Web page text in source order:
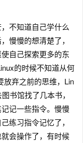
不知道自己学什么
慢慢的想清楚了，
自己探索更多的东
的时候不知道从何
放弃之前的思维，Lin
书馆找了几本书，
记一些指令。慢慢
练习指令记忆了，
会操作了，有时候